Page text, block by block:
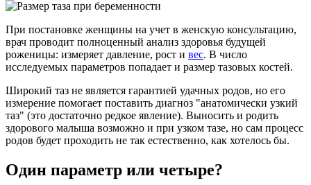
При постановке женщины на учет в женскую консультацию,
врач проводит полноценный анализ здоровья будущей
роженицы: измеряет давление, рост и вес. В число
исследуемых параметров попадает и размер тазовых костей.
Широкий таз не является гарантией удачных родов, но его
измерение помогает поставить диагноз "анатомически узкий
таз" (это достаточно редкое явление). Выносить и родить
здорового малыша возможно и при узком тазе, но сам процесс
родов будет проходить не так естественно, как хотелось бы.
Один параметр или четыре?